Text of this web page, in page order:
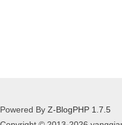
Powered By Z-BlogPHP 1.7.5